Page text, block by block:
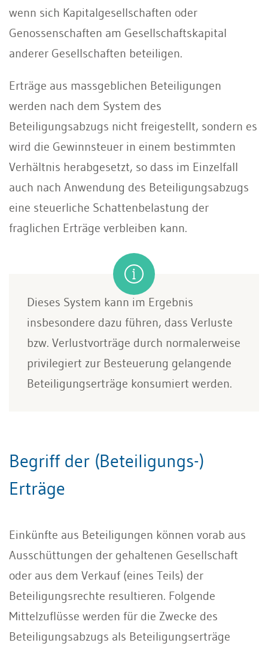
wenn sich Kapitalgesellschaften oder
Genossenschaften am Gesellschaftskapital
anderer Gesellschaften beteiligen.
Erträge aus massgeblichen Beteiligungen
werden nach dem System des
Beteiligungsabzugs nicht freigestellt, sondern es
wird die Gewinnsteuer in einem bestimmten
Verhältnis herabgesetzt, so dass im Einzelfall
auch nach Anwendung des Beteiligungsabzugs
eine steuerliche Schattenbelastung der
fraglichen Erträge verbleiben kann.
Dieses System kann im Ergebnis
insbesondere dazu führen, dass Verluste
bzw. Verlustvorträge durch normalerweise
privilegiert zur Besteuerung gelangende
Beteiligungserträge konsumiert werden.
Begriff der (Beteiligungs-)
Erträge
Einkünfte aus Beteiligungen können vorab aus
Ausschüttungen der gehaltenen Gesellschaft
oder aus dem Verkauf (eines Teils) der
Beteiligungsrechte resultieren. Folgende
Mittelzuflüsse werden für die Zwecke des
Beteiligungsabzugs als Beteiligungserträge